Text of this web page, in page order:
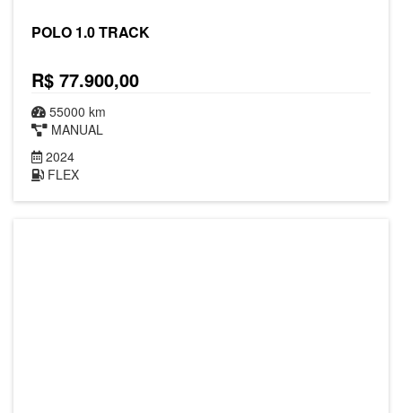
POLO 1.0 TRACK
R$ 77.900,00
55000 km
MANUAL
2024
FLEX